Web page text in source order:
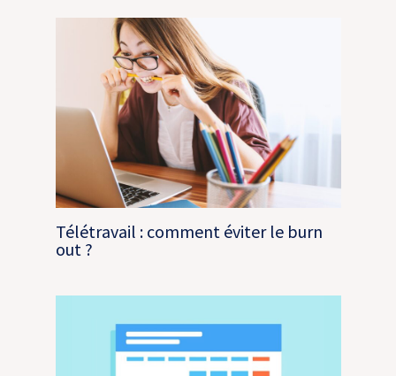
Télétravail : comment éviter le burn
out ?